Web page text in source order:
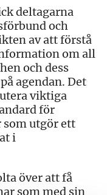
deltagarna
och
av att förstå
om all
och dess
agendan. Det
viktiga
för
som utgör ett
i
över att få
som med sin